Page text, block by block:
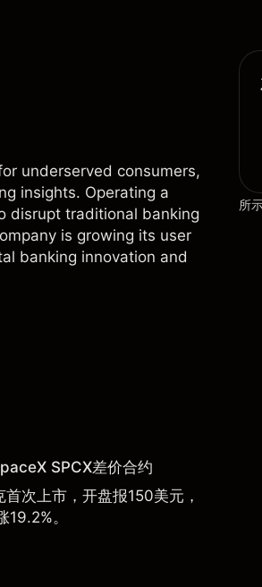
underserved consumers,
insights. Operating a
disrupt traditional banking
is growing its user
banking innovation and
SPCX差价合约
次上市，开盘报150美元，
。
所